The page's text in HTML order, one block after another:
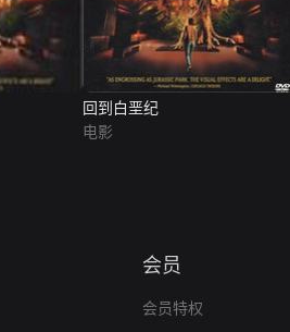
回到白垩纪
电影
会员
会员特权